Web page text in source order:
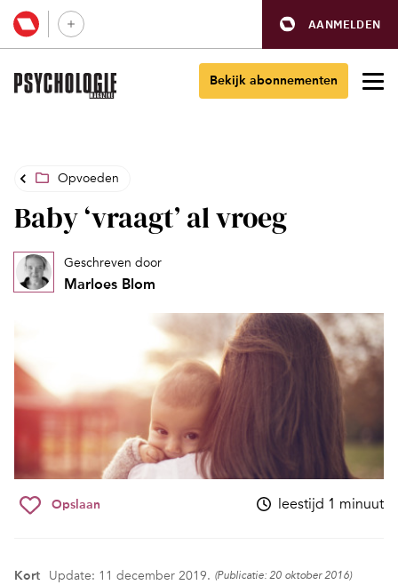
AANMELDEN
Bekijk abonnementen
Opvoeden
Baby ‘vraagt’ al vroeg
Geschreven door
Marloes Blom
Opslaan leestijd 1 minuut
Kort Update: 11 december 2019. (Publicatie: 20 oktober 2016)